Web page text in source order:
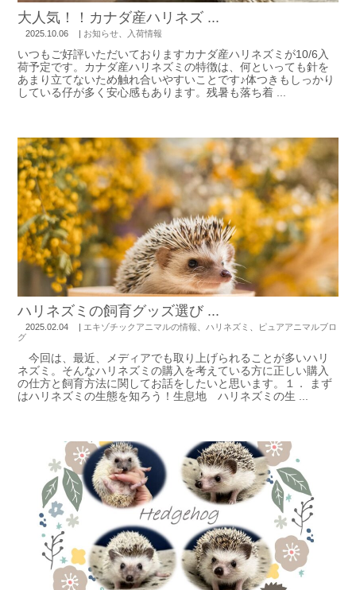
大人気！！カナダ産ハリネズ ...
2025.10.06 | お知らせ 入荷情報
いつもご好評いただいておりますカナダ産ハリネズミが10/6入
荷予定です。カナダ産ハリネズミの特徴は、何といっても針を
あまり立てないため触れ合いやすいことです♪体つきもしっかり
している仔が多く安心感もあります。残暑も落ち着 ...
ハリネズミの飼育グッズ選び ...
2025.02.04 | エキゾチックアニマルの情報 ハリネズミ
ピュアアニマルブロ
グ
今回は、最近、メディアでも取り上げられることが多いハリ
ネズミ。そんなハリネズミの購入を考えている方に正しい購入
の仕方と飼育方法に関してお話をしたいと思います。１． まず
はハリネズミの生態を知ろう！生息地 ハリネズミの生 ...